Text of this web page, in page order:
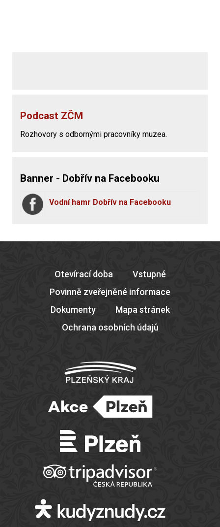
Podcast ZČM
Rozhovory s odbornými pracovníky muzea.
Banner - Dobřív na Facebooku
Vodní hamr Dobřív na Facebooku
Otevírací doba
Vstupné
Povinně zveřejněné informace
Dokumenty
Mapa stránek
Ochrana osobních údajů